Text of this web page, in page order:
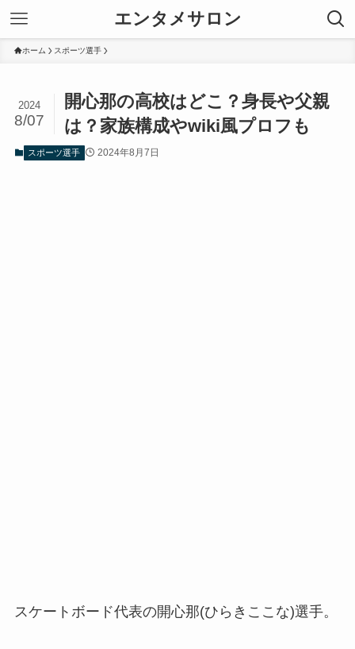
エンタメサロン
ホーム スポーツ選手
開心那の高校はどこ？身長や父親
は？家族構成やwiki風プロフも
2024
8/07
スポーツ選手 2024年8月7日
スケートボード代表の開心那(ひらきここな)選手。